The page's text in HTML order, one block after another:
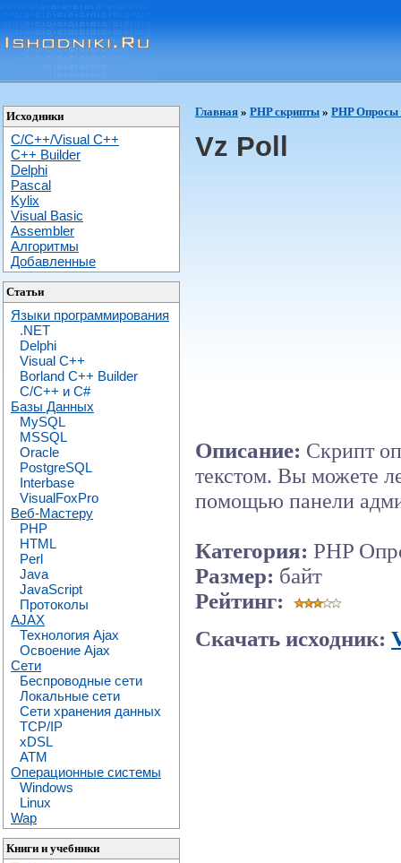
Исходники
C/C++/Visual C++
С++ Builder
Delphi
Pascal
Kylix
Visual Basic
Assembler
Алгоритмы
Добавленные
Статьи
Языки программирования
.NET
Delphi
Visual C++
Borland C++ Builder
C/С++ и C#
Базы Данных
MySQL
MSSQL
Oracle
PostgreSQL
Interbase
VisualFoxPro
Веб-Мастеру
PHP
HTML
Perl
Java
JavaScript
Протоколы
AJAX
Технология Ajax
Освоение Ajax
Сети
Беспроводные сети
Локальные сети
Сети хранения данных
TCP/IP
xDSL
ATM
Операционные системы
Windows
Linux
Wap
Книги и учебники
Главная » PHP скрипты » PHP Опросы
Vz Poll
Описание: Скрипт
текстом. Вы можете
помощью панели
Категория: PHP
Размер: байт
Рейтинг:
Скачать исходник: